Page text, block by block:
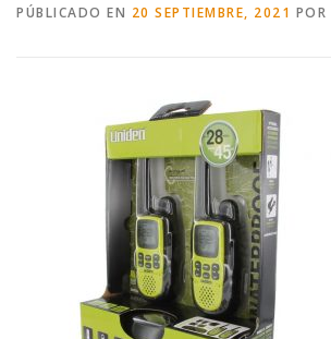
PÚBLICADO EN 20 SEPTIEMBRE, 2021 POR